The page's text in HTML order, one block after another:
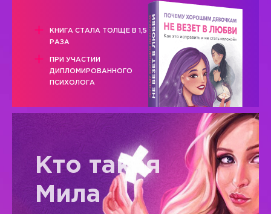
КНИГА СТАЛА ТОЛЩЕ В 1,5
РАЗА
ПРИ УЧАСТИИ
ДИПЛОМИРОВАННОГО
ПСИХОЛОГА
Кто такая
Мила